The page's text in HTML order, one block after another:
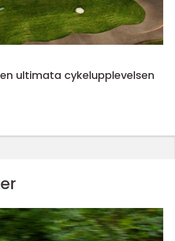
ultimata cykelupplevelsen